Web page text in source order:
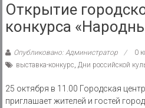
Открытие
конкурса
Опубликовано: Администратор
0
выставка-конкурс, Дни российской
25 октября в 11.00 Городская
приглашает жителей и гостей